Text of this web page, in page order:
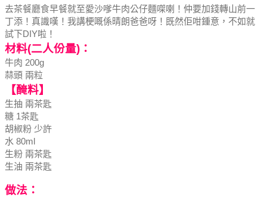
去茶餐廳食早餐就至愛沙嗲牛肉公仔麵㗎喇！ 仲要加錢轉山前一
丁添！真識嘆！ 我講梗嘅係晴朗爸爸呀！ 既然佢咁鍾意，不如就
試下DIY啦！
材料(二人份量)：
牛肉 200g
蒜頭 兩粒
【醃料】
生抽 兩茶匙
糖 1茶匙
胡椒粉 少許
水 80ml
生粉 兩茶匙
生油 兩茶匙
做法：